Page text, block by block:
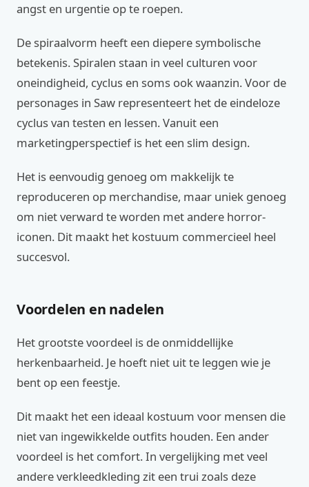
angst en urgentie op te roepen.
De spiraalvorm heeft een diepere symbolische
betekenis. Spiralen staan in veel culturen voor
oneindigheid, cyclus en soms ook waanzin. Voor de
personages in Saw representeert het de eindeloze
cyclus van testen en lessen. Vanuit een
marketingperspectief is het een slim design.
Het is eenvoudig genoeg om makkelijk te
reproduceren op merchandise, maar uniek genoeg
om niet verward te worden met andere horror-
iconen. Dit maakt het kostuum commercieel heel
succesvol.
Voordelen en nadelen
Het grootste voordeel is de onmiddellijke
herkenbaarheid. Je hoeft niet uit te leggen wie je
bent op een feestje.
Dit maakt het een ideaal kostuum voor mensen die
niet van ingewikkelde outfits houden. Een ander
voordeel is het comfort. In vergelijking met veel
andere verkleedkleding zit een trui zoals deze